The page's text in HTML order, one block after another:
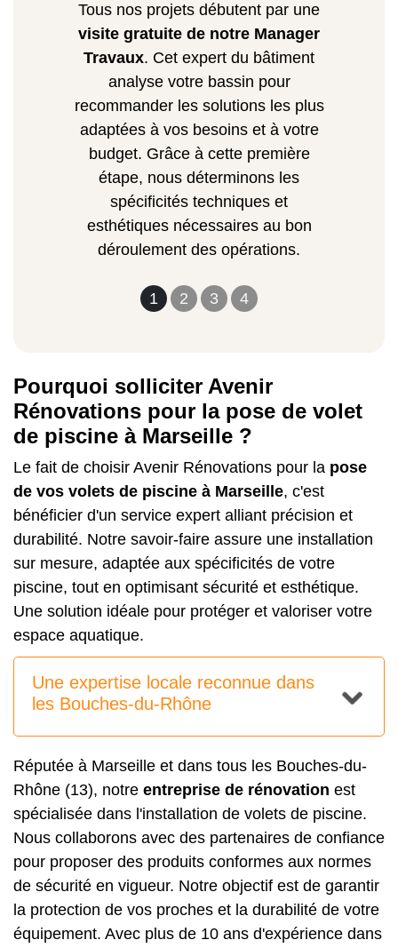
1 2 3 4
Tous nos projets débutent par une
visite gratuite de notre Manager
Travaux. Cet expert du bâtiment
analyse votre bassin pour
recommander les solutions les plus
adaptées à vos besoins et à votre
budget. Grâce à cette première
étape, nous déterminons les
spécificités techniques et
esthétiques nécessaires au bon
déroulement des opérations.
Pourquoi solliciter Avenir
Rénovations pour la pose de volet
de piscine à Marseille ?
Le fait de choisir Avenir Rénovations pour la pose
de vos volets de piscine à Marseille, c'est
bénéficier d'un service expert alliant précision et
durabilité. Notre savoir-faire assure une installation
sur mesure, adaptée aux spécificités de votre
piscine, tout en optimisant sécurité et esthétique.
Une solution idéale pour protéger et valoriser votre
espace aquatique.
Une expertise locale reconnue dans
les Bouches-du-Rhône
Réputée à Marseille et dans tous les Bouches-du-
Rhône (13), notre entreprise de rénovation est
spécialisée dans l'installation de volets de piscine.
Nous collaborons avec des partenaires de confiance
pour proposer des produits conformes aux normes
de sécurité en vigueur. Notre objectif est de garantir
la protection de vos proches et la durabilité de votre
équipement. Avec plus de 10 ans d'expérience dans